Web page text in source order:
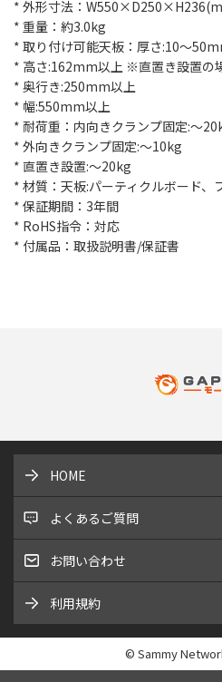
* 外形寸法：
* 重量：約3.0kg
* 取り付け可能天板：厚さ:10～
* 高さ:162mm以上 ※直置き設置の
* 奥行き:250mm以上
* 幅:550mm以上
* 耐荷重：内向きクランプ固定:～
* 外向きクランプ固定:～10kg
* 直置き設置:～20kg
* 材質：天板:パーティクルボード、
* 保証期間：3年間
* RoHS指令：対応
* 付属品：取扱説明書/保証書
HOME
よくあるご質問
お問い合わせ
利用規約
© Sammy